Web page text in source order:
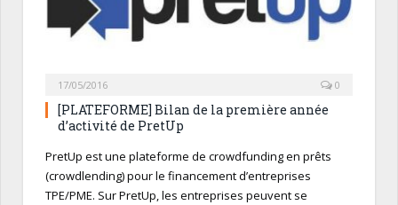
17/05/2016 0
[PLATEFORME] Bilan de la première année
d’activité de PretUp
PretUp est une plateforme de crowdfunding en prêts
(crowdlending) pour le financement d’entreprises
TPE/PME. Sur PretUp, les entreprises peuvent se